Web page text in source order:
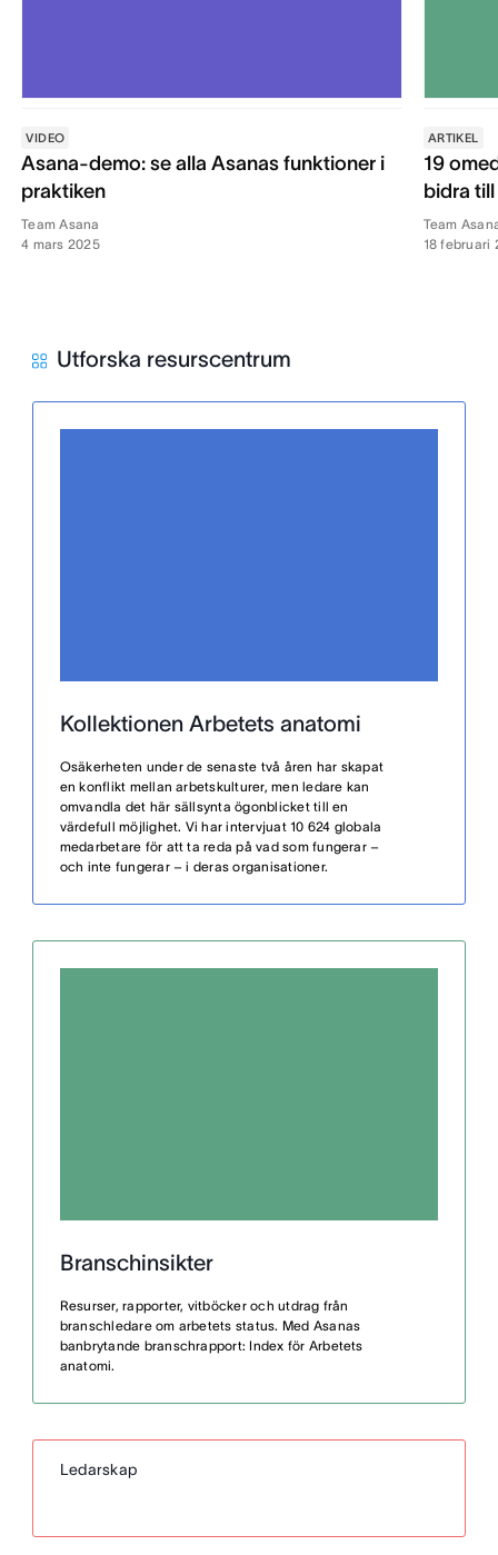
VIDEO
Asana-demo: se alla Asanas funktioner i
praktiken
Team Asana
4 mars 2025
ARTIKEL
19
bidra
Team
18 februari
Utforska resurscentrum
Kollektionen Arbetets anatomi
Osäkerheten under de senaste två åren har skapat
en konflikt mellan arbetskulturer, men ledare kan
omvandla det här sällsynta ögonblicket till en
värdefull möjlighet. Vi har intervjuat 10 624 globala
medarbetare för att ta reda på vad som fungerar –
och inte fungerar – i deras organisationer.
Branschinsikter
Resurser, rapporter, vitböcker och utdrag från
branschledare om arbetets status. Med Asanas
banbrytande branschrapport: Index för Arbetets
anatomi.
Ledarskap